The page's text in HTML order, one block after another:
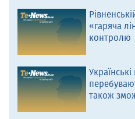
«гаряча
контролю
також